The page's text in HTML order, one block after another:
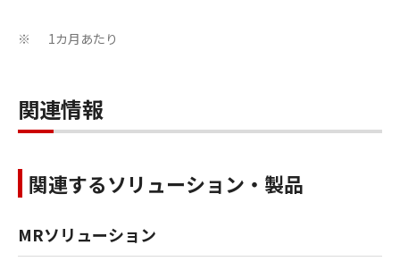
※ 1カ月あたり
関連情報
関連するソリューション・製品
MRソリューション